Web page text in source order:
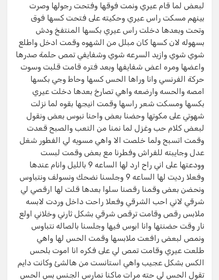
لبعض لما قام عيري ونمت فوقها وفتحت رجولها وصرت
بينهم مسكت راس عيري وحكيته على فتحت كسها فوق
وتحت وبعدها دخلت راس عيري بكسها المنتفخ ودش
بسهوله لان كسها كان مبلل من الشهوه وقمت ادخل واطلع
شوي شوي وازيد السرعه شوي وشفايفي تمص حلمة صدرها
واعضها ومره اعض شفايفها وبعد فتره قامت قلبت وسوت
حركة الفرنسي وانا وراها الحس كسها وحاط وجي بكسها
امصه والحسه وارضعه واهي تصارخ بعدها دخلت عيري
بكسها ومسكت شعر راسها وقمت انيجها بقوه لما نزلت
شهوتي على مكوتها وحضنا بعض واحنا نبوس بعض ونقول
لبعض كلام حب وغزل لما نمنا من التعب والصبح قعدت
وقمت اتسبح ولما خلصت الا واهي مسويه لي الفطور شغل
عدل وجايبته للفراش وفطرنا مع بعض وقمت لبست
وودعتها على اني راح ارد لها الساعه 9 بالليل وانام عندها
وفعلا رديت لها الساعه 9 وجلسنا نضحك ونسولف ونتباوس
ونحضن بعض وقمنا رقصنا سلوا بعدها قلت لها ارقصي لي
شرقي لاني احب الشرقي وفعلا راحت داخل وردت لابسه
ملابس رقص وقامت ترقص شرقي بشكل ثارني وخلاني اولع
نار وقت حضنتها وانا ابوس فيها وجلسنا بالصاله نتباوس
ونمص لبعض رافعت ملابسها وقمت الحس لها واهي
طلعت عيري وقامت تمص لي على فكره انا اموت بلحس
الكس بشكل عجيب واهي استانست من هالشئ وكانت دايم
تقول الحس لي حته مرات ماكنا نمارس الجنس بس الحس